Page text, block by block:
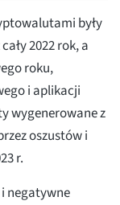
były
2022 rok, a
roku,
i aplikacji
wygenerowane z
oszustów i
r.
negatywne